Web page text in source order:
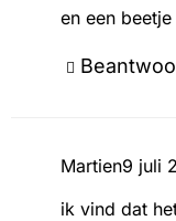
en een beetje
Martien9 juli
ik vind dat